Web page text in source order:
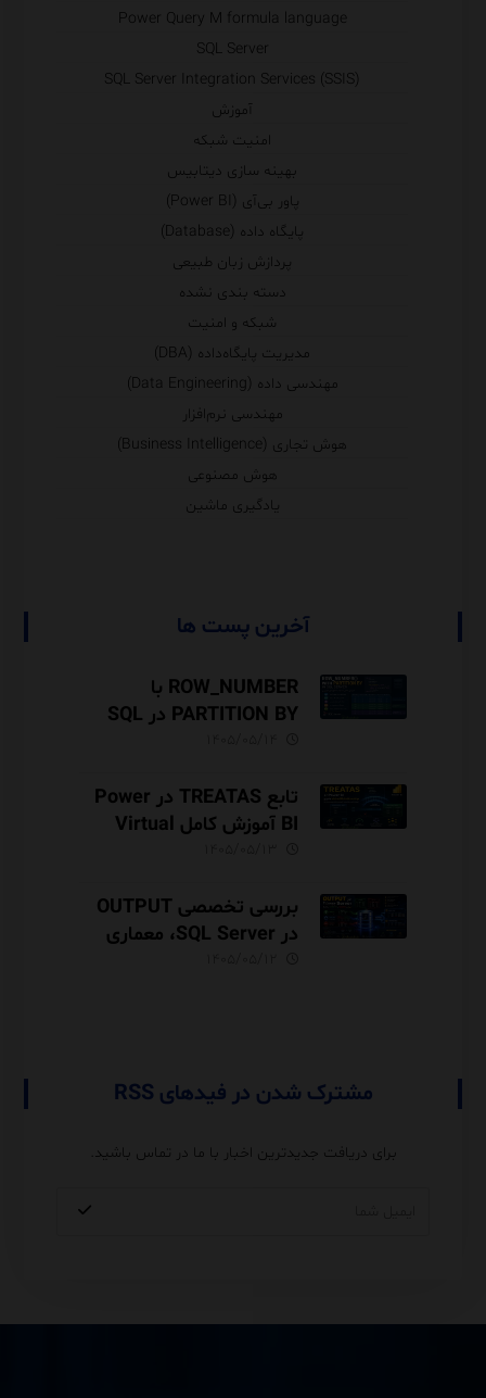
Power Query M formula language
SQL Server
SQL Server Integration Services (SSIS)
آموزش
امنیت شبکه
بهینه سازی دیتابیس
پاور بی‌آی (Power BI)
پایگاه داده (Database)
پردازش زبان طبیعی
دسته بندی نشده
شبکه و امنیت
مدیریت پایگاه‌داده (DBA)
مهندسی داده (Data Engineering)
مهندسی نرم‌افزار
هوش تجاری (Business Intelligence)
هوش مصنوعی
یادگیری ماشین
آخرین پست ها
ROW_NUMBER با
PARTITION BY در SQL
تابع TREATAS در Power
BI آموزش کامل Virtual
USERELATIONSHIP
بررسی تخصصی OUTPUT
در SQL Server، معماری
مشترک شدن در فیدهای RSS
برای دریافت جدیدترین اخبار با ما در تماس باشید.